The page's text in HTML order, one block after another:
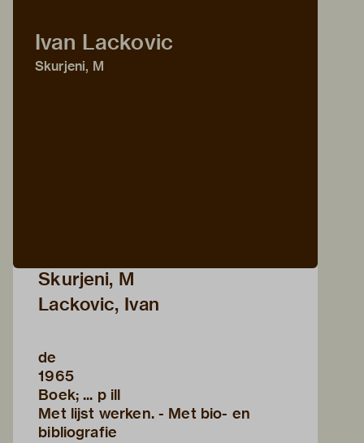
Ivan Lackovic
Skurjeni, M
Skurjeni, M
Lackovic, Ivan
de
1965
Boek; ... p ill
Met lijst werken. - Met bio- en
bibliografie